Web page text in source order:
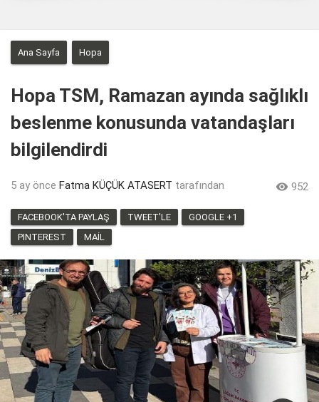
Ana Sayfa Hopa
Hopa TSM, Ramazan ayında sağlıklı
beslenme konusunda vatandaşları
bilgilendirdi
5 ay önce Fatma KÜÇÜK ATASERT tarafından  952
FACEBOOK'TA PAYLAŞ TWEET'LE
GOOGLE +1
PINTEREST
MAIL